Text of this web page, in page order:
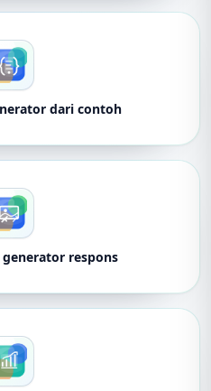
dari contoh
generator respons